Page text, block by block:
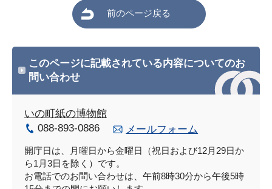
前のページ戻る
このページに記載されている内容についてのお
問い合わせ
いの町紙の博物館
088-893-0886
メールフォーム
開庁日は、月曜日から金曜日（祝日および12月29日か
ら1月3日を除く）です。
お電話でのお問い合わせは、午前8時30分から午後5時